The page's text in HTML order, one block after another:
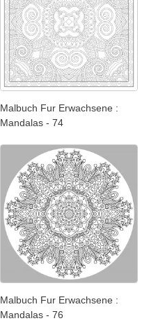
Malbuch Fur Erwachsene :
Mandalas - 74
Malbuch Fur Erwachsene :
Mandalas - 76